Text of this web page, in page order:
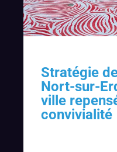
Stratégie
Nort-sur-
ville
convivialité